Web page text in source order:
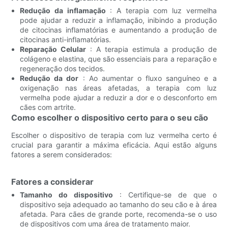
Redução da inflamação : A terapia com luz vermelha
pode ajudar a reduzir a inflamação, inibindo a produção
de citocinas inflamatórias e aumentando a produção de
citocinas anti-inflamatórias.
Reparação Celular : A terapia estimula a produção de
colágeno e elastina, que são essenciais para a reparação e
regeneração dos tecidos.
Redução da dor : Ao aumentar o fluxo sanguíneo e a
oxigenação nas áreas afetadas, a terapia com luz
vermelha pode ajudar a reduzir a dor e o desconforto em
cães com artrite.
Como escolher o dispositivo certo para o seu cão
Escolher o dispositivo de terapia com luz vermelha certo é
crucial para garantir a máxima eficácia. Aqui estão alguns
fatores a serem considerados:
Fatores a considerar
Tamanho do dispositivo : Certifique-se de que o
dispositivo seja adequado ao tamanho do seu cão e à área
afetada. Para cães de grande porte, recomenda-se o uso
de dispositivos com uma área de tratamento maior.